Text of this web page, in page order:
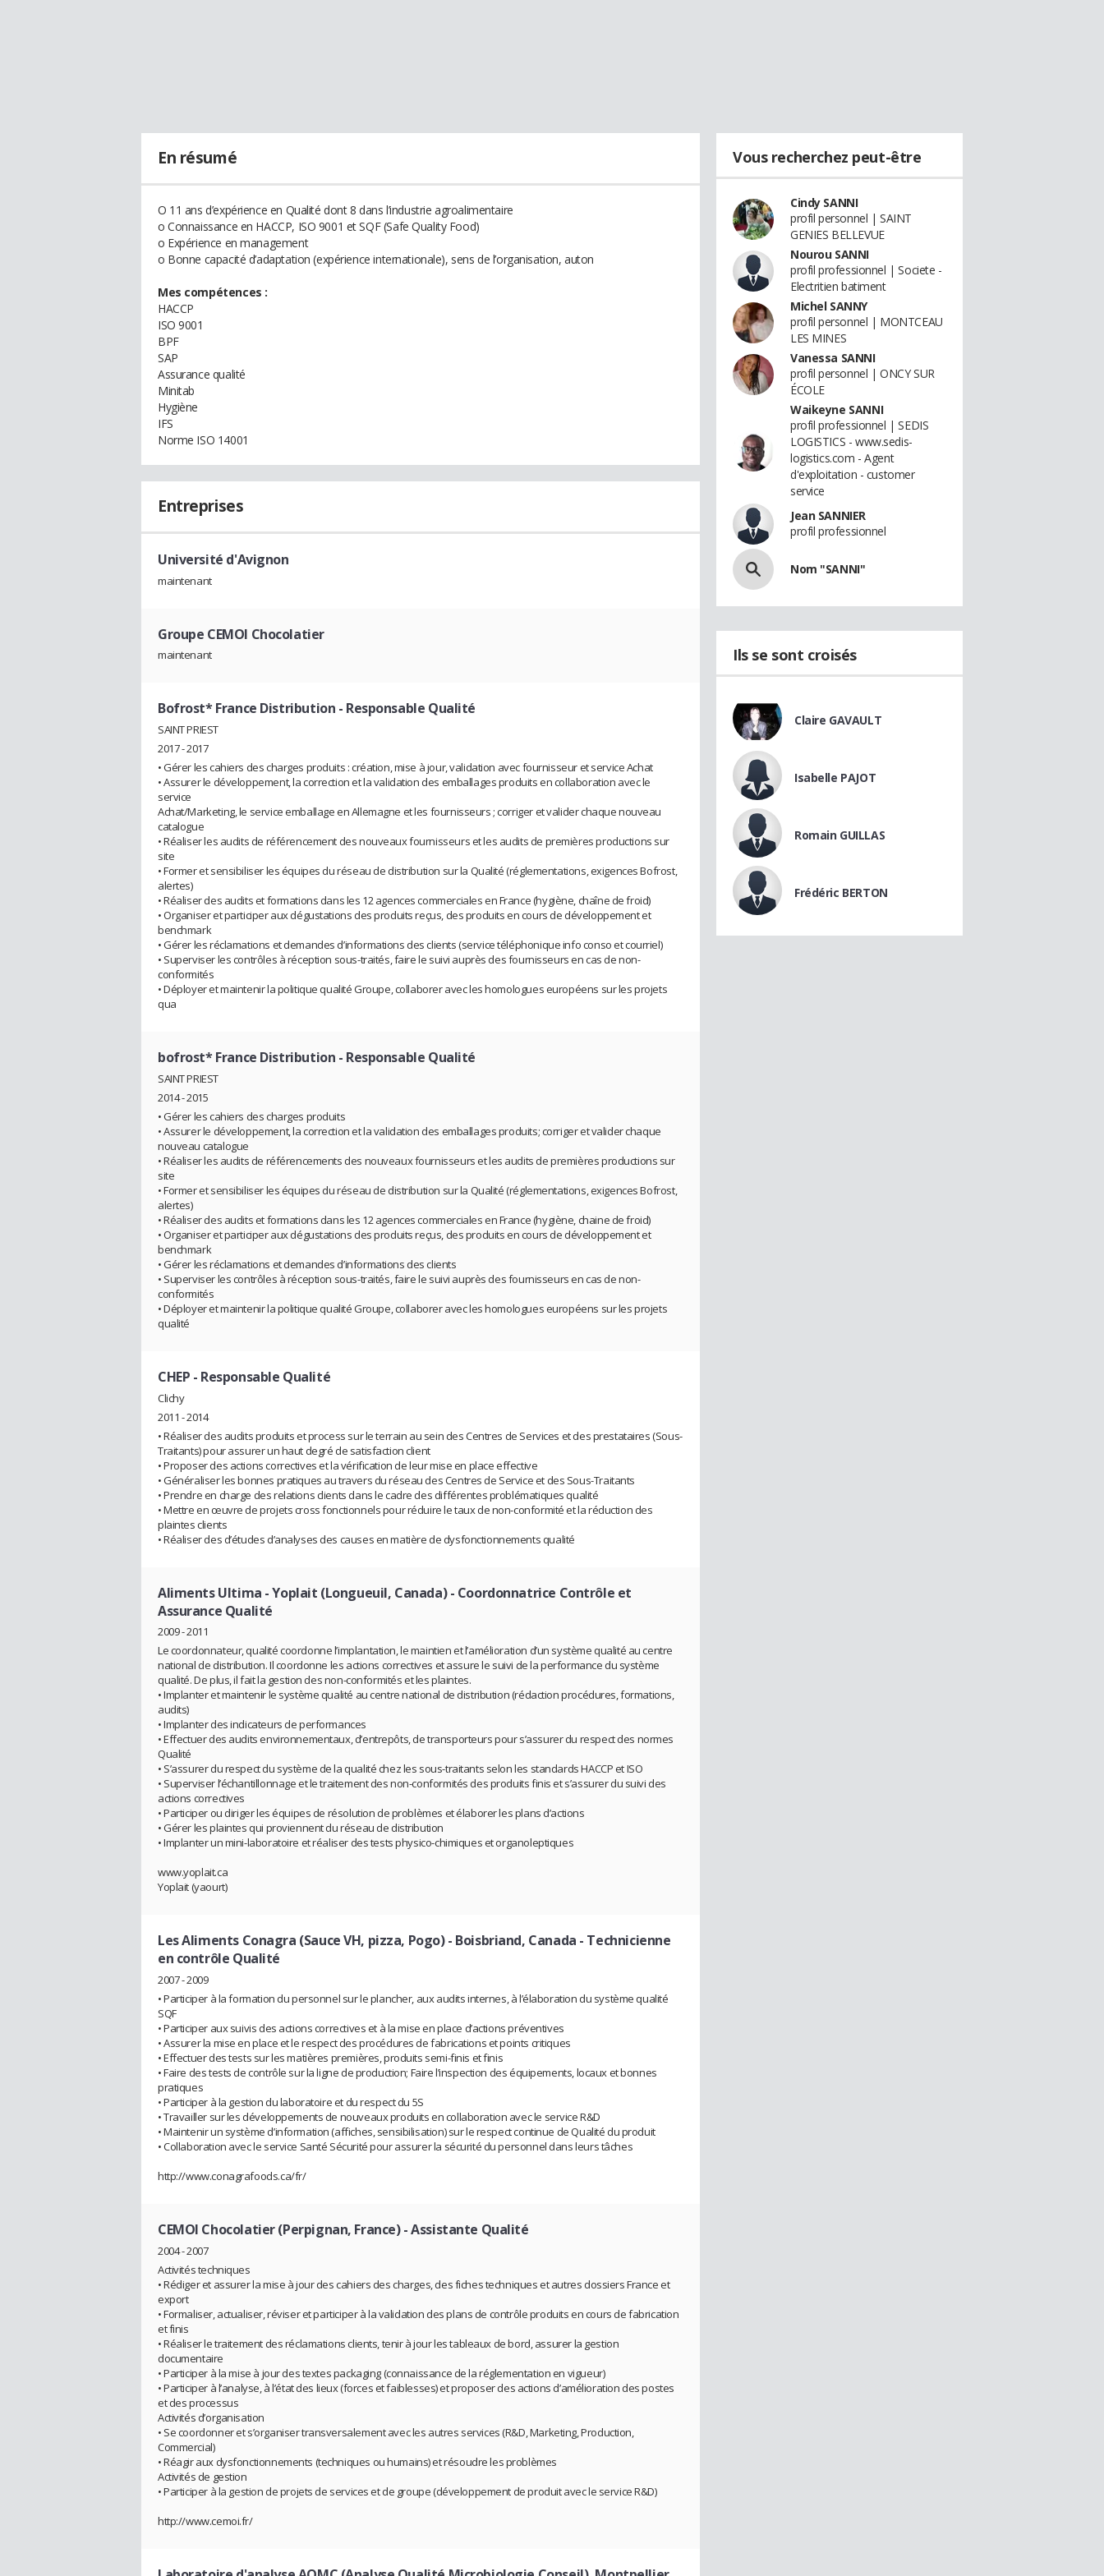
En résumé
O 11 ans d’expérience en Qualité dont 8 dans l’industrie agroalimentaire
o Connaissance en HACCP, ISO 9001 et SQF (Safe Quality Food)
o Expérience en management
o Bonne capacité d’adaptation (expérience internationale), sens de l’organisation, auton
Mes compétences :
HACCP
ISO 9001
BPF
SAP
Assurance qualité
Minitab
Hygiène
IFS
Norme ISO 14001
Entreprises
Université d'Avignon
maintenant
Groupe CEMOI Chocolatier
maintenant
Bofrost* France Distribution - Responsable Qualité
SAINT PRIEST
2017 - 2017
• Gérer les cahiers des charges produits : création, mise à jour, validation avec fournisseur et service Achat
• Assurer le développement, la correction et la validation des emballages produits en collaboration avec le
service
Achat/Marketing, le service emballage en Allemagne et les fournisseurs ; corriger et valider chaque nouveau
catalogue
• Réaliser les audits de référencement des nouveaux fournisseurs et les audits de premières productions sur
site
• Former et sensibiliser les équipes du réseau de distribution sur la Qualité (réglementations, exigences Bofrost,
alertes)
• Réaliser des audits et formations dans les 12 agences commerciales en France (hygiène, chaîne de froid)
• Organiser et participer aux dégustations des produits reçus, des produits en cours de développement et
benchmark
• Gérer les réclamations et demandes d’informations des clients (service téléphonique info conso et courriel)
• Superviser les contrôles à réception sous-traités, faire le suivi auprès des fournisseurs en cas de non-
conformités
• Déployer et maintenir la politique qualité Groupe, collaborer avec les homologues européens sur les projets
qua
bofrost* France Distribution - Responsable Qualité
SAINT PRIEST
2014 - 2015
• Gérer les cahiers des charges produits
• Assurer le développement, la correction et la validation des emballages produits; corriger et valider chaque
nouveau catalogue
• Réaliser les audits de référencements des nouveaux fournisseurs et les audits de premières productions sur
site
• Former et sensibiliser les équipes du réseau de distribution sur la Qualité (réglementations, exigences Bofrost,
alertes)
• Réaliser des audits et formations dans les 12 agences commerciales en France (hygiène, chaine de froid)
• Organiser et participer aux dégustations des produits reçus, des produits en cours de développement et
benchmark
• Gérer les réclamations et demandes d’informations des clients
• Superviser les contrôles à réception sous-traités, faire le suivi auprès des fournisseurs en cas de non-
conformités
• Déployer et maintenir la politique qualité Groupe, collaborer avec les homologues européens sur les projets
qualité
CHEP - Responsable Qualité
Clichy
2011 - 2014
• Réaliser des audits produits et process sur le terrain au sein des Centres de Services et des prestataires (Sous-
Traitants) pour assurer un haut degré de satisfaction client
• Proposer des actions correctives et la vérification de leur mise en place effective
• Généraliser les bonnes pratiques au travers du réseau des Centres de Service et des Sous-Traitants
• Prendre en charge des relations clients dans le cadre des différentes problématiques qualité
• Mettre en œuvre de projets cross fonctionnels pour réduire le taux de non-conformité et la réduction des
plaintes clients
• Réaliser des d’études d’analyses des causes en matière de dysfonctionnements qualité
Aliments Ultima - Yoplait (Longueuil, Canada)- Coordonnatrice Contrôle et
Assurance Qualité
2009 - 2011
Le coordonnateur, qualité coordonne l’implantation, le maintien et l’amélioration d’un système qualité au centre
national de distribution. Il coordonne les actions correctives et assure le suivi de la performance du système
qualité. De plus, il fait la gestion des non-conformités et les plaintes.
• Implanter et maintenir le système qualité au centre national de distribution (rédaction procédures, formations,
audits)
• Implanter des indicateurs de performances
• Effectuer des audits environnementaux, d’entrepôts, de transporteurs pour s’assurer du respect des normes
Qualité
• S’assurer du respect du système de la qualité chez les sous-traitants selon les standards HACCP et ISO
• Superviser l’échantillonnage et le traitement des non-conformités des produits finis et s’assurer du suivi des
actions correctives
• Participer ou diriger les équipes de résolution de problèmes et élaborer les plans d’actions
• Gérer les plaintes qui proviennent du réseau de distribution
• Implanter un mini-laboratoire et réaliser des tests physico-chimiques et organoleptiques
www.yoplait.ca
Yoplait (yaourt)
Les Aliments Conagra (Sauce VH, pizza, Pogo) - Boisbriand, Canada - Technicienne
en contrôle Qualité
2007 - 2009
• Participer à la formation du personnel sur le plancher, aux audits internes, à l’élaboration du système qualité
SQF
• Participer aux suivis des actions correctives et à la mise en place d’actions préventives
• Assurer la mise en place et le respect des procédures de fabrications et points critiques
• Effectuer des tests sur les matières premières, produits semi-finis et finis
• Faire des tests de contrôle sur la ligne de production; Faire l’inspection des équipements, locaux et bonnes
pratiques
• Participer à la gestion du laboratoire et du respect du 5S
• Travailler sur les développements de nouveaux produits en collaboration avec le service R&D
• Maintenir un système d’information (affiches, sensibilisation) sur le respect continue de Qualité du produit
• Collaboration avec le service Santé Sécurité pour assurer la sécurité du personnel dans leurs tâches
http://www.conagrafoods.ca/fr/
CEMOI Chocolatier (Perpignan, France)- Assistante Qualité
2004 - 2007
Activités techniques
• Rédiger et assurer la mise à jour des cahiers des charges, des fiches techniques et autres dossiers France et
export
• Formaliser, actualiser, réviser et participer à la validation des plans de contrôle produits en cours de fabrication
et finis
• Réaliser le traitement des réclamations clients, tenir à jour les tableaux de bord, assurer la gestion
documentaire
• Participer à la mise à jour des textes packaging (connaissance de la réglementation en vigueur)
• Participer à l’analyse, à l’état des lieux (forces et faiblesses) et proposer des actions d’amélioration des postes
et des processus
Activités d’organisation
• Se coordonner et s’organiser transversalement avec les autres services (R&D, Marketing, Production,
Commercial)
• Réagir aux dysfonctionnements (techniques ou humains) et résoudre les problèmes
Activités de gestion
• Participer à la gestion de projets de services et de groupe (développement de produit avec le service R&D)
http://www.cemoi.fr/
Vous recherchez peut-être
Cindy SANNI
profil personnel | SAINT
GENIES BELLEVUE
Nourou SANNI
profil professionnel | Societe -
Electritien batiment
Michel SANNY
profil personnel | MONTCEAU
LES MINES
Vanessa SANNI
profil personnel | ONCY SUR
ÉCOLE
Waikeyne SANNI
profil professionnel | SEDIS
LOGISTICS - www.sedis-
logistics.com - Agent
d'exploitation - customer
service
Jean SANNIER
profil professionnel
Nom "SANNI"
Ils se sont croisés
Claire GAVAULT
Isabelle PAJOT
Romain GUILLAS
Frédéric BERTON